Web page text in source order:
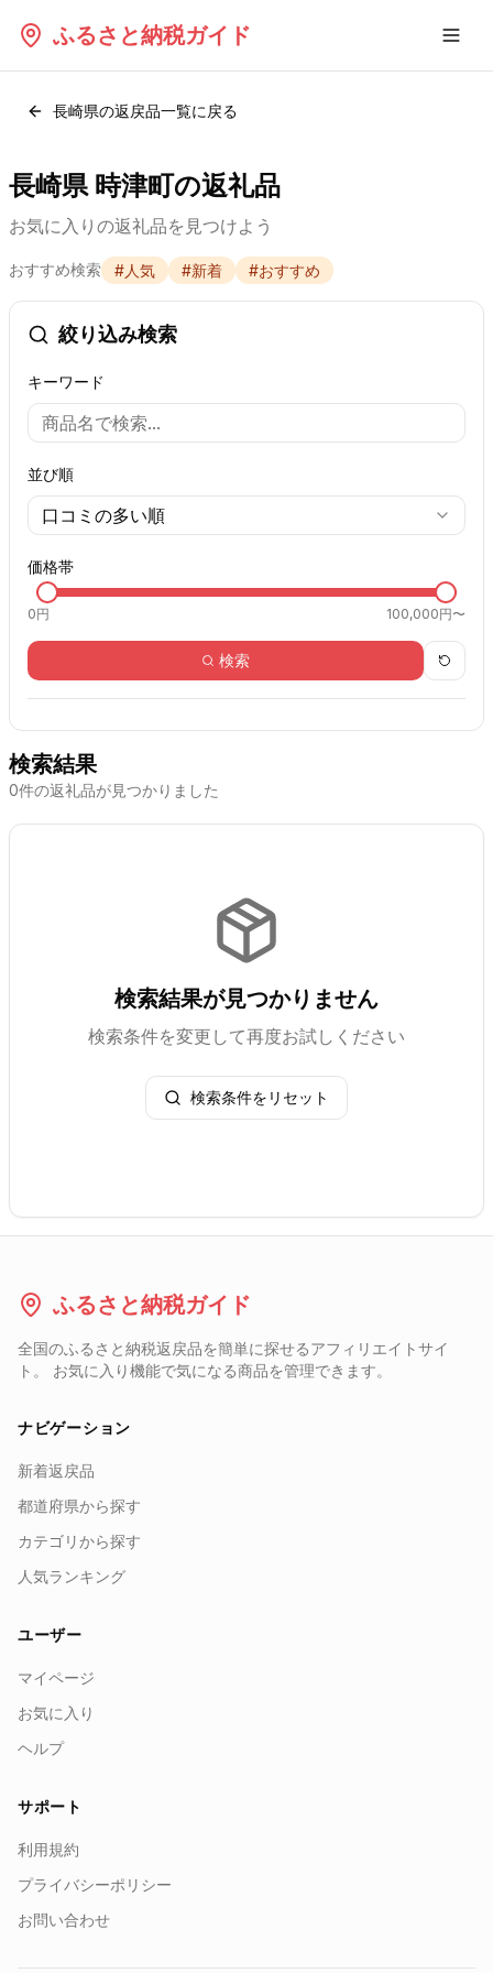
ふるさと納税ガイド
長崎県の返戻品一覧に戻る
長崎県 時津町の返礼品
お気に入りの返礼品を見つけよう
おすすめ検索 #人気 #新着 #おすすめ
絞り込み検索
キーワード
並び順
口コミの多い順
価格帯
0円 100,000円〜
検索
検索結果
0件の返礼品が見つかりました
検索結果が見つかりません
検索条件を変更して再度お試しください
検索条件をリセット
ふるさと納税ガイド
全国のふるさと納税返戻品を簡単に探せるアフィリエイトサイ
ト。 お気に入り機能で気になる商品を管理できます。
ナビゲーション
新着返戻品
都道府県から探す
カテゴリから探す
人気ランキング
ユーザー
マイページ
お気に入り
ヘルプ
サポート
利用規約
プライバシーポリシー
お問い合わせ